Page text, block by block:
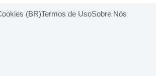
(BR)Termos de UsoSobre Nós